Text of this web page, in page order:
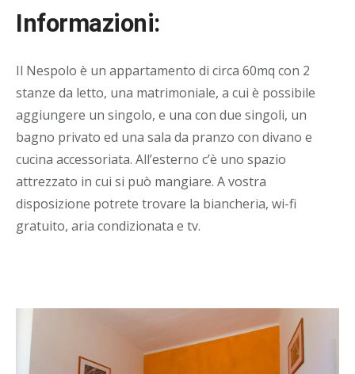
Informazioni:
Il Nespolo è un appartamento di circa 60mq con 2
stanze da letto, una matrimoniale, a cui è possibile
aggiungere un singolo, e una con due singoli, un
bagno privato ed una sala da pranzo con divano e
cucina accessoriata. All’esterno c’è uno spazio
attrezzato in cui si può mangiare. A vostra
disposizione potrete trovare la biancheria, wi-fi
gratuito, aria condizionata e tv.